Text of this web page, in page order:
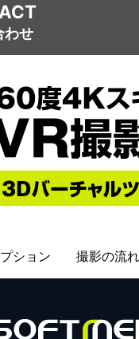
わせ
ション 撮影の流れ